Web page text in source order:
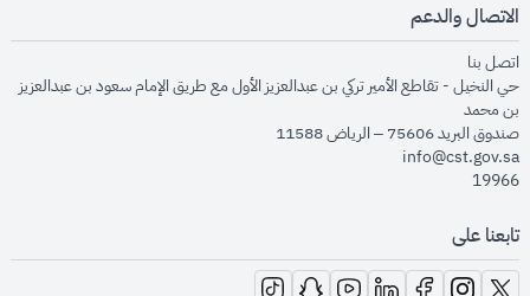
الاتصال والدعم
اتصل بنا
حي النخيل - تقاطع الأمير تركي بن عبدالعزيز الأول مع طريق الإمام سعود بن عبدالعزيز
بن محمد
صندوق البريد 75606 – الرياض 11588
info@cst.gov.sa
19966
تابعنا على